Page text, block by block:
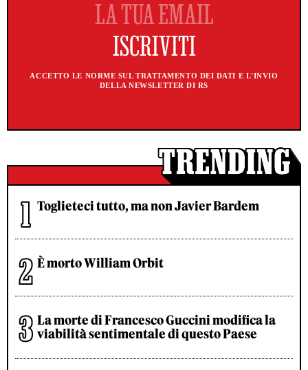
ACCETTO LE NORME SUL TRATTAMENTO DEI DATI E L'INVIO
DELLA NEWSLETTER DI RS
Toglieteci tutto, ma non Javier Bardem
È morto William Orbit
La morte di Francesco Guccini modifica la
viabilità sentimentale di questo Paese